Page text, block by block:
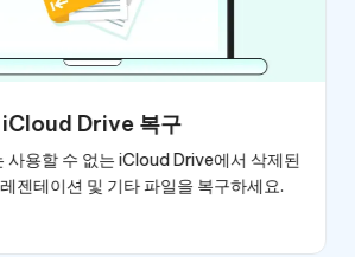
iCloud Drive 복구
사용할 수 없는 iCloud Drive에서 삭제된
젠테이션 및 기타 파일을 복구하세요.